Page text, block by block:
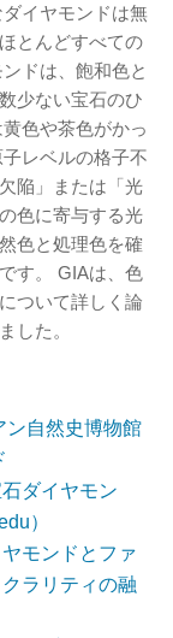
イヤモンドは無
とんどすべての
ドは、飽和色と
少ない宝石のひ
色や茶色がかっ
レベルの格子不
陥」または「光
色に寄与する光
色と処理色を確
す。 GIAは、色
ついて詳しく論
した。
ン自然史博物館
ダイヤモン
）
モンドとファ
ラリティの融